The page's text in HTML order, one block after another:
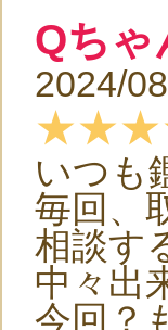
Qちゃ
2024/
いつも
毎回、
相談す
中々出
今回？